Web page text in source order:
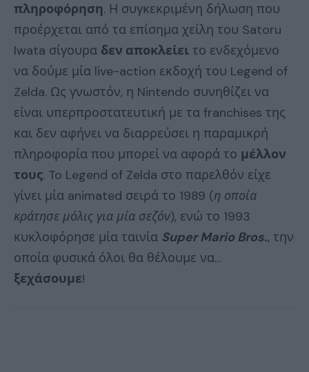
πληροφόρηση. Η συγκεκριμένη δήλωση που
προέρχεται από τα επίσημα χείλη του Satoru
Iwata σίγουρα δεν αποκλείει το ενδεχόμενο
να δούμε μία live-action εκδοχή του Legend of
Zelda. Ως γνωστόν, η Nintendo συνηθίζει να
είναι υπερπροστατευτική με τα franchises της
και δεν αφήνει να διαρρεύσει η παραμικρή
πληροφορία που μπορεί να αφορά το μέλλον
τους. To Legend of Zelda στο παρελθόν είχε
γίνει μία animated σειρά το 1989 (η οποία
κράτησε μόλις για μία σεζόν), ενώ το 1993
κυκλοφόρησε μία ταινία Super Mario Bros., την
οποία φυσικά όλοι θα θέλουμε να…
ξεχάσουμε!